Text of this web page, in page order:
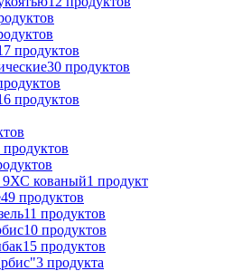
продуктов
30 продуктов
продуктов
продуктов
9ХС кованый1 продукт
49 продуктов
11 продуктов
10 продуктов
15 продуктов
3 продукта